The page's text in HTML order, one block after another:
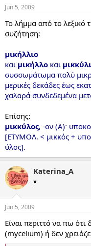
Jun 5, 2009
Το λήμμα από το λεξικό
συζήτηση:
μικήλλιο
και μικήλλο και
συσσωμάτωμα πολύ
μερικές δεκάδες έως
χαλαρά συνδεδεμένα
Επίσης:
μικκύλος, -ον (Α)·
[ΕΤΥΜΟΛ. < μικκός +
ύλος].
Katerina_A
¥
Jun 5, 2009
Είναι περιττό να πω ότι
(mycelium) ή δεν